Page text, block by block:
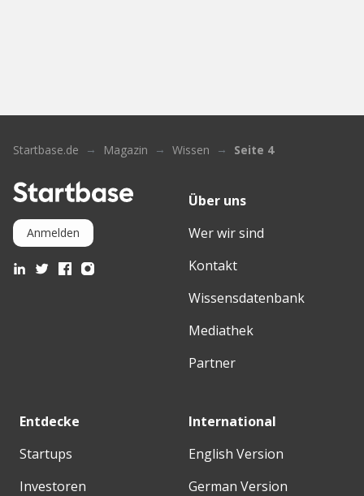
Startbase.de Magazin Wissen Seite 4
Anmelden
Über uns
Wer wir sind
Kontakt
Wissensdatenbank
Mediathek
Partner
Entdecke
Startups
Investoren
International
English Version
German Version